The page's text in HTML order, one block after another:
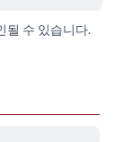
될 수 있습니다.